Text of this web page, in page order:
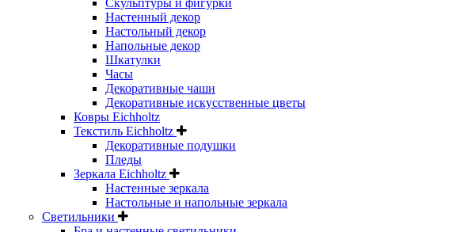
Скульптуры и фигурки
Настенный декор
Настольный декор
Напольные декор
Шкатулки
Часы
Декоративные чаши
Декоративные искусственные цветы
Ковры Eichholtz
Текстиль Eichholtz
Декоративные подушки
Пледы
Зеркала Eichholtz
Настенные зеркала
Настольные и напольные зеркала
Светильники